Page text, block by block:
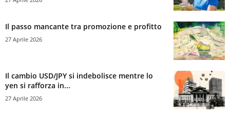
Il passo mancante tra promozione e profitto
27 Aprile 2026
Il cambio USD/JPY si indebolisce mentre lo
yen si rafforza in...
27 Aprile 2026